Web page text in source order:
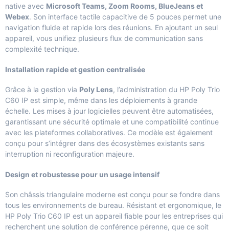
native avec Microsoft Teams, Zoom Rooms, BlueJeans et
Webex. Son interface tactile capacitive de 5 pouces permet une
navigation fluide et rapide lors des réunions. En ajoutant un seul
appareil, vous unifiez plusieurs flux de communication sans
complexité technique.
Installation rapide et gestion centralisée
Grâce à la gestion via Poly Lens, l’administration du HP Poly Trio
C60 IP est simple, même dans les déploiements à grande
échelle. Les mises à jour logicielles peuvent être automatisées,
garantissant une sécurité optimale et une compatibilité continue
avec les plateformes collaboratives. Ce modèle est également
conçu pour s’intégrer dans des écosystèmes existants sans
interruption ni reconfiguration majeure.
Design et robustesse pour un usage intensif
Son châssis triangulaire moderne est conçu pour se fondre dans
tous les environnements de bureau. Résistant et ergonomique, le
HP Poly Trio C60 IP est un appareil fiable pour les entreprises qui
recherchent une solution de conférence pérenne, que ce soit